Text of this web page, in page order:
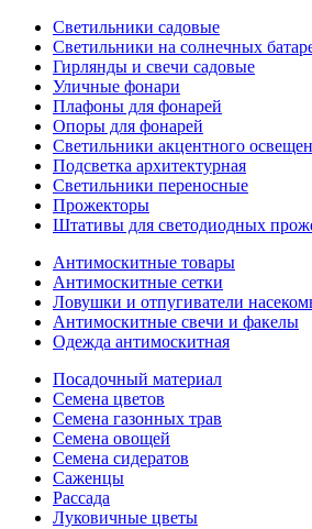
Светильники садовые
Светильники на солнечных
Гирлянды и свечи садовые
Уличные фонари
Плафоны для фонарей
Опоры для фонарей
Светильники акцентного
Подсветка архитектурная
Светильники переносные
Прожекторы
Штативы для светодиодных
Антимоскитные товары
Антимоскитные сетки
Ловушки и отпугиватели
Антимоскитные свечи и факелы
Одежда антимоскитная
Посадочный материал
Семена цветов
Семена газонных трав
Семена овощей
Семена сидератов
Саженцы
Рассада
Луковичные цветы